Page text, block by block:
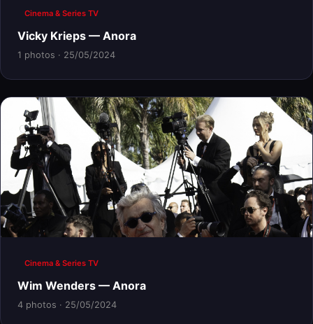
Cinema & Series TV
Vicky Krieps — Anora
1 photos · 25/05/2024
Cinema & Series TV
Wim Wenders — Anora
4 photos · 25/05/2024